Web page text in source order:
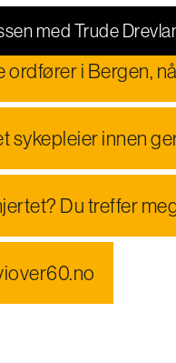
med Trude
ordfører i Bergen,
sykepleier innen
Du treffer